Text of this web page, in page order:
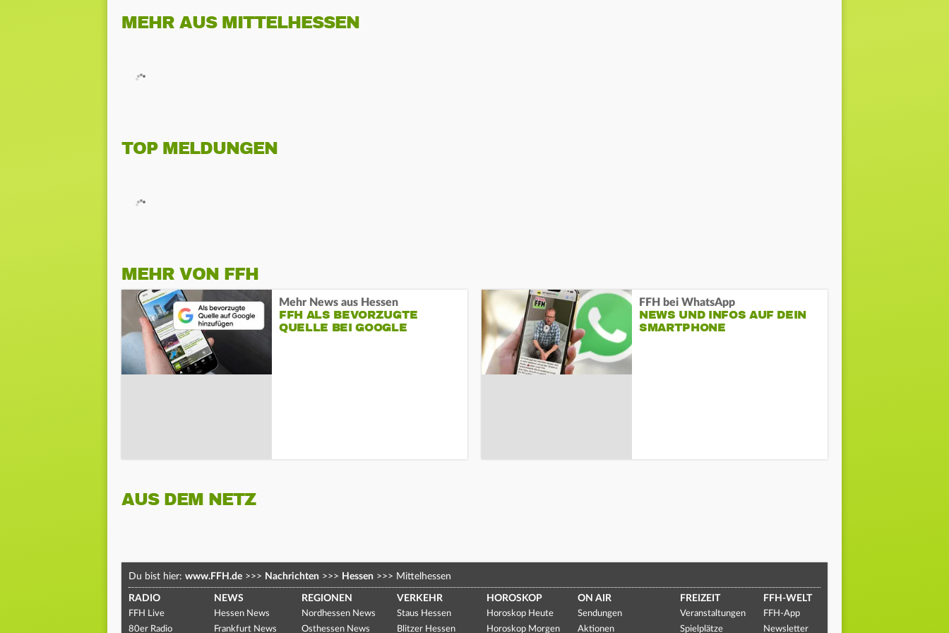
MEHR AUS MITTELHESSEN
TOP MELDUNGEN
MEHR VON FFH
Mehr News aus Hessen
FFH ALS BEVORZUGTE
QUELLE BEI GOOGLE
FFH bei WhatsApp
NEWS UND INFOS AUF DEIN
SMARTPHONE
AUS DEM NETZ
Du bist hier: www.FFH.de >>> Nachrichten >>> Hessen >>> Mittelhessen
RADIO
FFH Live
80er Radio
NEWS
Hessen News
Frankfurt News
REGIONEN
Nordhessen News
Osthessen News
VERKEHR
Staus Hessen
Blitzer Hessen
HOROSKOP
Horoskop Heute
Horoskop Morgen
ON AIR
Sendungen
Aktionen
FREIZEIT
Veranstaltungen
Spielplätze
FFH-WELT
FFH-App
Newsletter